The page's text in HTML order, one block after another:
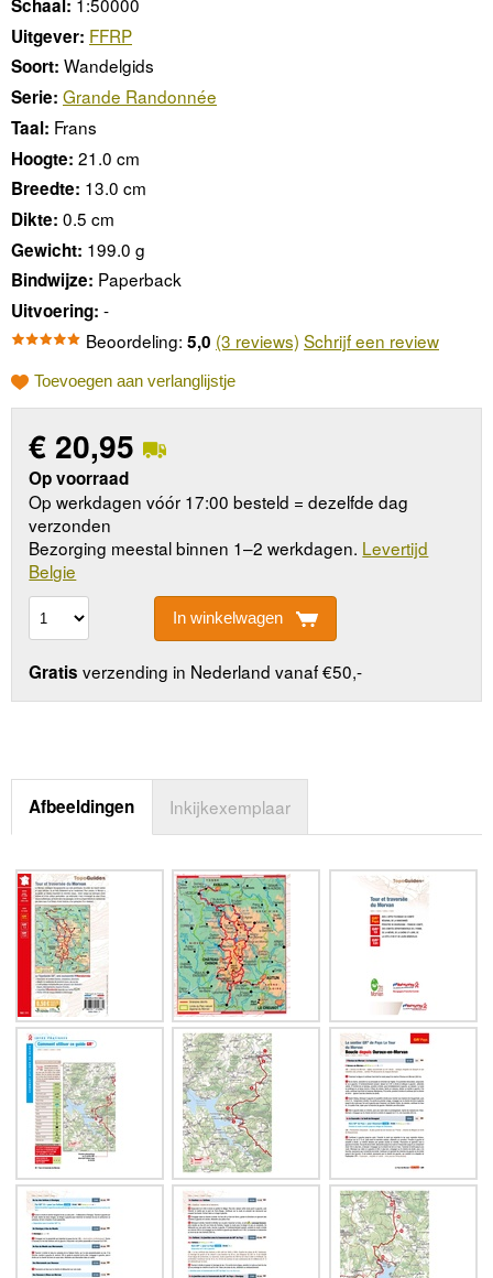
Schaal:
Uitgever: FFRP
Soort: Wandelgids
Serie: Grande Randonnée
Taal: Frans
Hoogte: 21.0 cm
Breedte: 13.0 cm
Dikte: 0.5 cm
Gewicht: 199.0 g
Bindwijze: Paperback
Uitvoering: -
Beoordeling: 5,0 (3 reviews) Schrijf een review
Toevoegen aan verlanglijstje
€ 20,95
Op voorraad
Op werkdagen vóór 17:00 besteld = dezelfde dag
verzonden
Bezorging meestal binnen 1–2 werkdagen. Levertijd
Belgie
In winkelwagen
Gratis verzending in Nederland vanaf €50,-
Afbeeldingen Inkijkexemplaar